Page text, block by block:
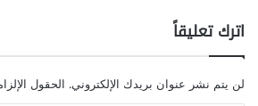
ا
ي
ة
و
ا
ف
ي
ا
ل
س
اترك تعليقاً
لن يتم نشر عنوان بريدك الإلكتروني. الحقول